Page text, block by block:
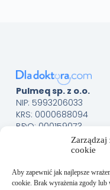
cookie
Aby zapewnić jak najlepsze
cookie. Brak wyrażenia zgody lub
Pulmeq sp. z o.o.
NIP: 5993206033
KRS: 0000688094
BDO: 000159073
Menu
Kontakt
Obsługa Klienta